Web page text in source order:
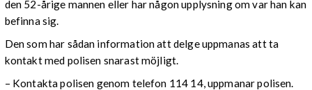
den 52-årige mannen eller har någon upplysning om var han kan
befinna sig.
Den som har sådan information att delge uppmanas att ta
kontakt med polisen snarast möjligt.
– Kontakta polisen genom telefon 114 14, uppmanar polisen.